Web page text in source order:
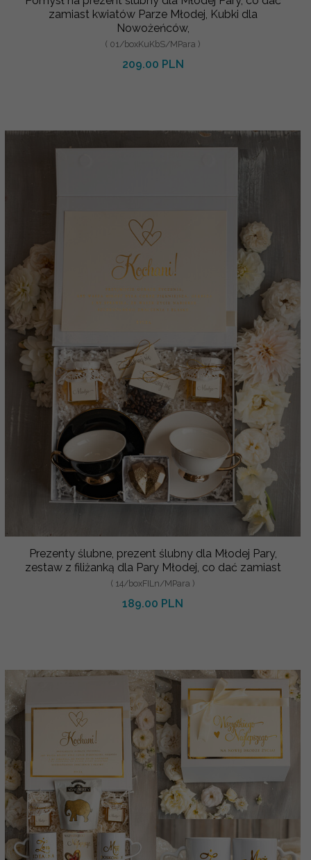
zamiast kwiatów Parze Młodej, Kubki dla
Nowożeńców,
( 01/boxKuKbS/MPara )
209.00 PLN
Prezenty ślubne, prezent ślubny dla Młodej Pary,
zestaw z filiżanką dla Pary Młodej, co dać zamiast
( 14/boxFILn/MPara )
189.00 PLN